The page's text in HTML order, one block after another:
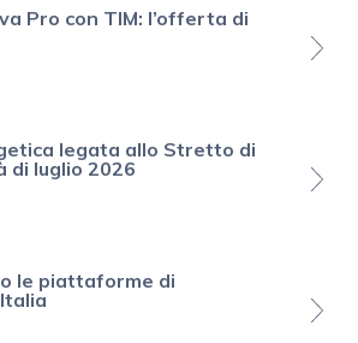
Pro con TIM: l’offerta di
legata allo Stretto di
di luglio 2026
le piattaforme di